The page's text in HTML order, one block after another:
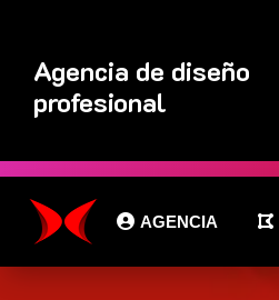
Agencia de diseño
profesional
AGENCIA